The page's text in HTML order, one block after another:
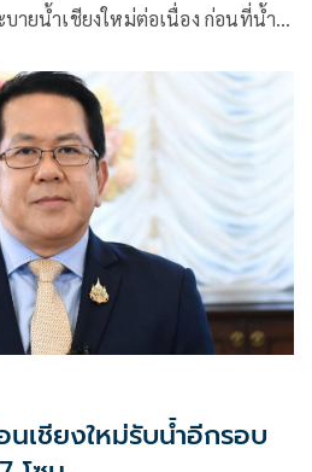
ายน้ำเชียงใหม่ต่อเนื่อง ก่อนที่น้ำ
เชียงใหม่รับน้ำอีกรอบ